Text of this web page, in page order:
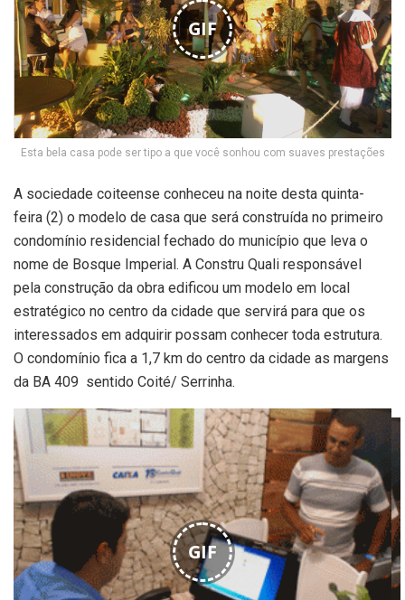
GIF
Esta bela casa pode ser tipo a que você sonhou com suaves prestações
A sociedade coiteense conheceu na noite desta quinta-
feira (2) o modelo de casa que será construída no primeiro
condomínio residencial fechado do município que leva o
nome de Bosque Imperial. A Constru Quali responsável
pela construção da obra edificou um modelo em local
estratégico no centro da cidade que servirá para que os
interessados em adquirir possam conhecer toda estrutura.
O condomínio fica a 1,7 km do centro da cidade as margens
da BA 409 sentido Coité/ Serrinha.
GIF